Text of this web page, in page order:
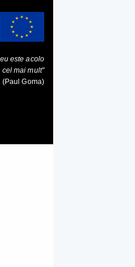
este acolo
mai mult"
(Paul Goma)